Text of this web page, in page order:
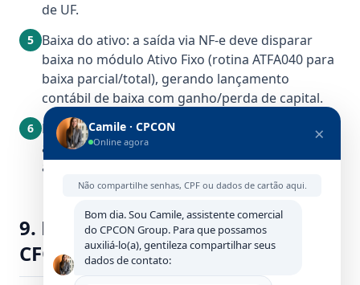
de UF.
5 Baixa do ativo: a saída via NF-e deve disparar
baixa no módulo Ativo Fixo (rotina ATFA040 para
baixa parcial/total), gerando lançamento
contábil de baixa com ganho/perda de capital.
6 Emissão e transmissão da NF-e com validação
automática de schema CONFAZ, idDest = 2,
ausência de DIFAL.
9. Erros recorrentes em NF-e com
CFOP 6551
Camile · CPCON
Online agora ×
Não compartilhe senhas, CPF ou dados de cartão aqui.
Bom dia. Sou Camile, assistente comercial
do CPCON Group. Para que possamos
auxiliá-lo(a), gentileza compartilhar seus
dados de contato: